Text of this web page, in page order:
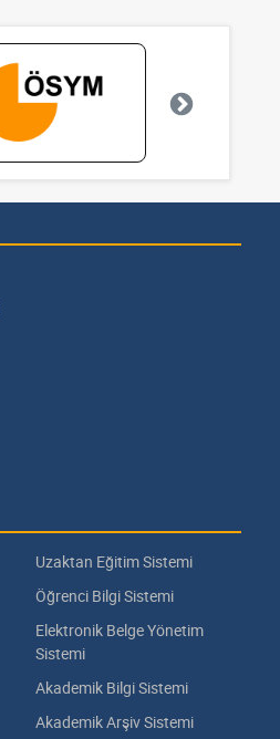
Uzaktan Eğitim Sistemi
Öğrenci Bilgi Sistemi
Elektronik Belge Yönetim
Sistemi
Akademik Bilgi Sistemi
Akademik Arşiv Sistemi